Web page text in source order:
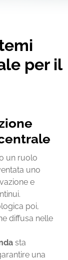
per il
un ruolo
uno
e
poi,
diffusa nelle
sta
una